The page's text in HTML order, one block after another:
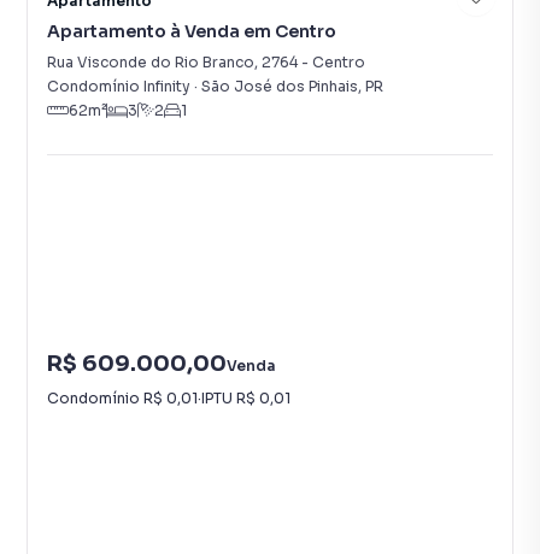
Apartamento à Venda em Centro
Rua Visconde do Rio Branco, 2764- Centro
Condomínio Infinity · São José dos Pinhais, PR
62m² 3 2 1
R$ 609.000,00Venda
Condomínio R$ 0,01·IPTU R$ 0,01